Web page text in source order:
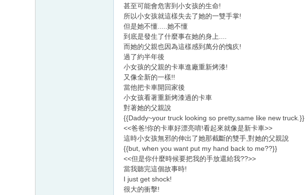
甚至可能會危害到小女孩的生命!
所以小女孩就這樣失去了她的一雙手掌!
但是她不懂.....她不懂
到底是發生了什麼事在她的身上....
而她的父親也因為這樣感到萬分的愧疚!
過了約半年後
小女孩的父親的卡車進廠重新烤漆!
又像全新的一樣!!
當他把卡車開回家後
小女孩看著重新烤漆過的卡車
對著她的父親說
{{Daddy~your truck looking so pretty,same like new truck.}}
<<爸爸!你的卡車好漂亮唷!看起來就像是新卡車>>
這時小女孩無邪的伸出了她那截斷的雙手,對她的父親說
{{but, when you want put my hand back to me??}}
<<但是你什麼時候要把我的手放還給我??>>
當我聽完這個故事時!
I just get shock!
很大的衝擊!